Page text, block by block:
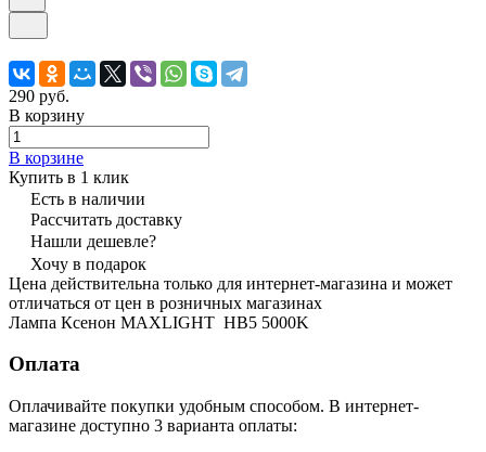
290 руб.
В корзину
В корзине
Купить в 1 клик
Есть в наличии
Рассчитать доставку
Нашли дешевле?
Хочу в подарок
Цена действительна только для интернет-магазина и может
отличаться от цен в розничных магазинах
Лампа Ксенон MAXLIGHT HB5 5000K
Оплата
Оплачивайте покупки удобным способом. В интернет-
магазине доступно 3 варианта оплаты: